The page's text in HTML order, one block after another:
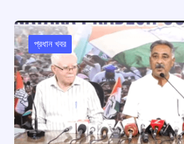
o
o
k
A
p
p
প্রধান খবর